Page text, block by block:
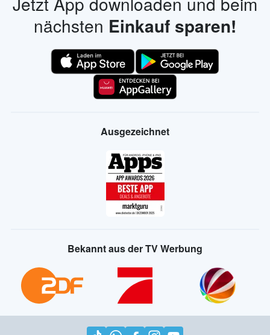
nächsten Einkauf sparen!
Ausgezeichnet
Bekannt aus der TV Werbung